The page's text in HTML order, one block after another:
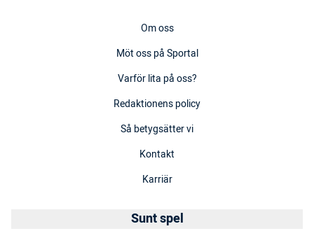
Om oss
Möt oss på Sportal
Varför lita på oss?
Redaktionens policy
Så betygsätter vi
Kontakt
Karriär
Sunt spel